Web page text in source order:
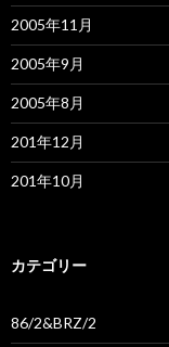
2005年11月
2005年9月
2005年8月
201年12月
201年10月
カテゴリー
86/2&BRZ/2